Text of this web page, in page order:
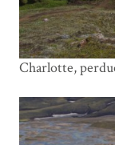
Charlotte,